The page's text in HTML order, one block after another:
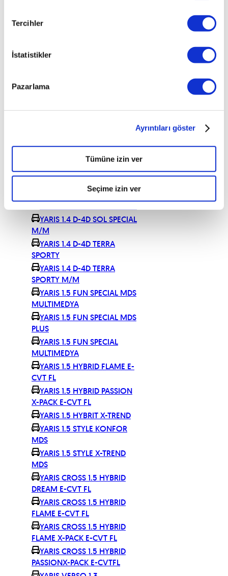
Tercihler
İstatistikler
Pazarlama
Ayrıntıları göster
Tümüne izin ver
Seçime izin ver
YARIS 1.3 SOL SPECIAL (ESKI
(ESKI KASA)
YARIS 1.4 D-4D COOL STIL
PLUS
YARIS 1.4 D-4D COOL STIL
PLUS M/M
YARIS 1.4 D-4D SOL SPECIAL
M/M
YARIS 1.4 D-4D TERRA
SPORTY
YARIS 1.4 D-4D TERRA
SPORTY M/M
YARIS 1.5 FUN SPECIAL MDS
MULTIMEDYA
YARIS 1.5 FUN SPECIAL MDS
PLUS
YARIS 1.5 FUN SPECIAL
MULTIMEDYA
YARIS 1.5 HYBRID FLAME E-
CVT FL
YARIS 1.5 HYBRID PASSION
X-PACK E-CVT FL
YARIS 1.5 HYBRIT X-TREND
YARIS 1.5 STYLE KONFOR
MDS
YARIS 1.5 STYLE X-TREND
MDS
YARIS CROSS 1.5 HYBRID
DREAM E-CVT FL
YARIS CROSS 1.5 HYBRID
FLAME E-CVT FL
YARIS CROSS 1.5 HYBRID
FLAME X-PACK E-CVT FL
YARIS CROSS 1.5 HYBRID
PASSIONX-PACK E-CVTFL